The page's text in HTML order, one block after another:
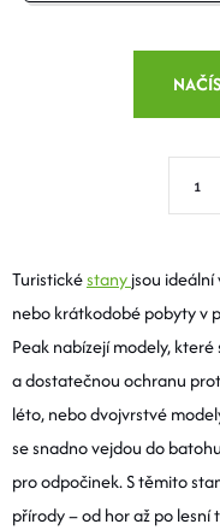
D
A
C
Í
P
R
Á
N
K
O
V
Á
N
Í
1
Turistickéstanyjsou
nebo krátkodobé pobyty v
Peak nabízejí modely,
a dostatečnou ochranu
léto, nebo dvojvrstvé
se snadno vejdou do
pro odpočinek. S těmito
přírody – od hor až po lesní